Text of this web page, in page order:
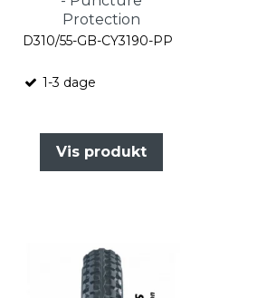
Protection
D310/55-GB-CY3190-PP
1-3 dage
Vis produkt